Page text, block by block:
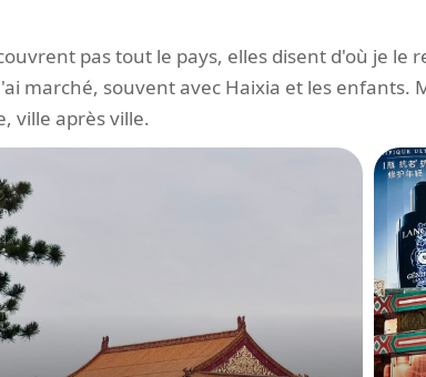
pas tout le pays, elles disent d'où je
marché, souvent avec Haixia et les enfants.
ville après ville.